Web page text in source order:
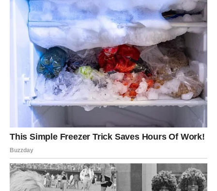
VODOLIJA – UŽIVA U ŽIVOTU I
KONAČNO DIŠE PUNIM
PLUĆIMA
Poslije perioda brojnih obaveza, neizvjesnosti i stalnog
osjećaja da morate rješavati tuđe probleme, pred
Vodolijama dolaze dani u kojima će napokon pronaći
vrijeme za sebe. Zvijezde vam donose mnogo lakšu
energiju, zbog koje ćete se osjećati rasterećeno,
inspirisano i zadovoljno.
U posljednje vrijeme naučili ste jednu važnu lekciju – ne
možete usrećiti svakoga. Upravo zato odlučili ste više
pažnje posvetiti vlastitim željama, planovima i snovima.